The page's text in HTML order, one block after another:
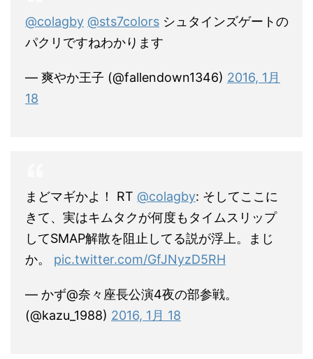
@colagby @sts7colors シュタインズゲートの
パクリですねわかります
— 爽やか王子 (@fallendown1346) 2016, 1月
18
まどマギかよ！ RT @colagby: そしてここに
きて、実はキムタクが何度もタイムスリップ
してSMAP解散を阻止してる説が浮上。まじ
か。 pic.twitter.com/GfJNyzD5RH
— かず@奈々座長公演4夜の部参戦。
(@kazu_1988) 2016, 1月 18